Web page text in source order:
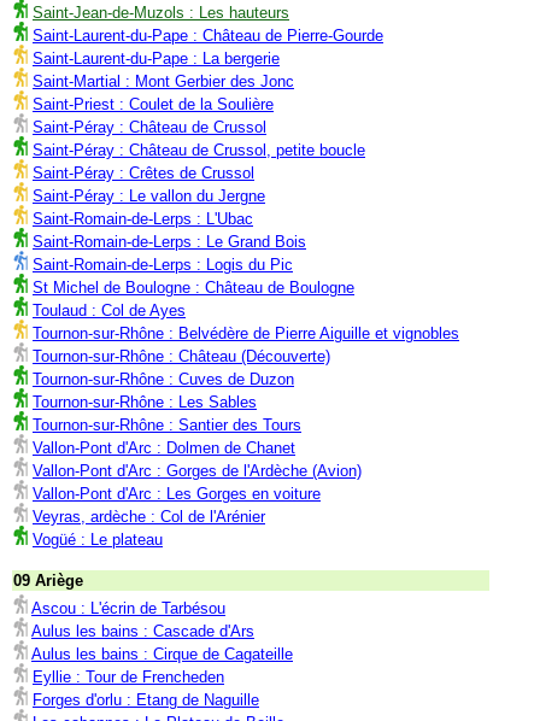
Saint-Jean-de-Muzols : Les hauteurs
Saint-Laurent-du-Pape : Château de Pierre-Gourde
Saint-Laurent-du-Pape : La bergerie
Saint-Martial : Mont Gerbier des Jonc
Saint-Priest : Coulet de la Soulière
Saint-Péray : Château de Crussol
Saint-Péray : Château de Crussol, petite boucle
Saint-Péray : Crêtes de Crussol
Saint-Péray : Le vallon du Jergne
Saint-Romain-de-Lerps : L'Ubac
Saint-Romain-de-Lerps : Le Grand Bois
Saint-Romain-de-Lerps : Logis du Pic
St Michel de Boulogne : Château de Boulogne
Toulaud : Col de Ayes
Tournon-sur-Rhône : Belvédère de Pierre Aiguille et vignobles
Tournon-sur-Rhône : Château (Découverte)
Tournon-sur-Rhône : Cuves de Duzon
Tournon-sur-Rhône : Les Sables
Tournon-sur-Rhône : Santier des Tours
Vallon-Pont d'Arc : Dolmen de Chanet
Vallon-Pont d'Arc : Gorges de l'Ardèche (Avion)
Vallon-Pont d'Arc : Les Gorges en voiture
Veyras, ardèche : Col de l'Arénier
Vogüé : Le plateau
09 Ariège
Ascou : L'écrin de Tarbésou
Aulus les bains : Cascade d'Ars
Aulus les bains : Cirque de Cagateille
Eyllie : Tour de Frencheden
Forges d'orlu : Etang de Naguille